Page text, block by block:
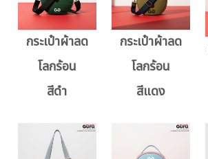
กระเป๋าผ้าลด
โลกร้อน
สีดำ
กระเป๋าผ้าลด
โลกร้อน
สีแดง